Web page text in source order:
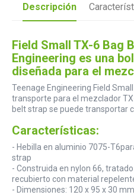
Descripción
Field Small TX-6 Bag
Engineering es una
diseñada para el
Teenage Engineering Field
transporte para el mezclador
belt strap se puede transportar
Características:
- Hebilla en aluminio 7075-
strap
- Construida en nylon 66,
recubierto con material
- Dimensiones: 120 x 95 x 30 mm